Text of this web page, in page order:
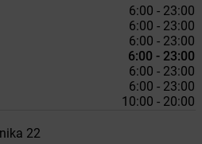
6:00 - 23:00
6:00 - 23:00
6:00 - 23:00
6:00 - 23:00
6:00 - 23:00
6:00 - 23:00
10:00 - 20:00
22